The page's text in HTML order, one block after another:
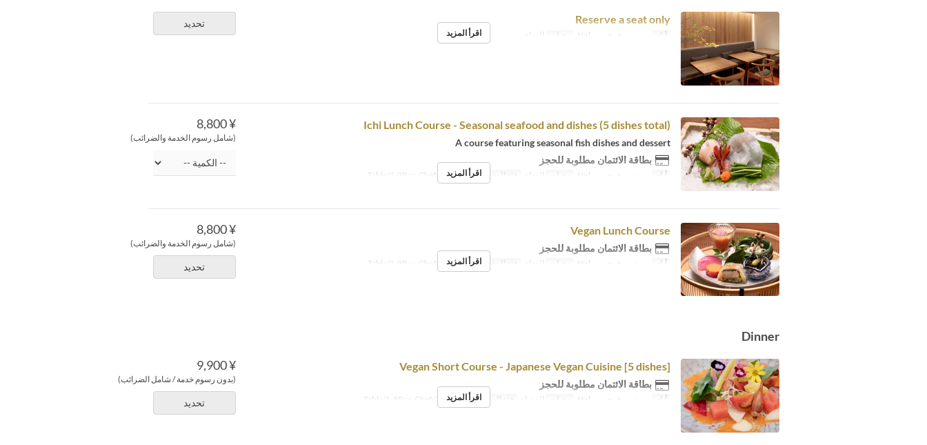
تحديد Reserve a seat only
أيام وجبات الغداء اقرأ المزيد
¥ 8,800
(شامل رسوم الخدمة والضرائب)
Ichi Lunch Course - Seasonal seafood and dishes (5 dishes total)
A course featuring seasonal fish dishes and dessert
بطاقة الائتمان مطلوبة للحجز
أيام وجبات الغداء فئة المقعد Table/1-8Pax, ChefsTable/2-5P
اقرأ المزيد
¥ 8,800
(شامل رسوم الخدمة والضرائب)
تحديد
Vegan Lunch Course
بطاقة الائتمان مطلوبة للحجز
أيام وجبات الغداء فئة المقعد Table/1-8Pax, ChefsTable/2-5P
اقرأ المزيد
Dinner
¥ 9,900
(بدون رسوم خدمة / شامل الضرائب)
تحديد
Vegan Short Course - Japanese Vegan Cuisine [5 dishes]
بطاقة الائتمان مطلوبة للحجز
أيام وجبات العشاء فئة المقعد Table/1-8Pax, ChefsTable/2-5P
اقرأ المزيد